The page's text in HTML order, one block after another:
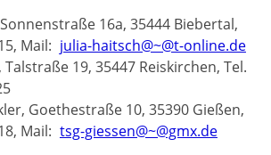
16a, 35444 Biebertal,
Mail: julia-haitsch@~@t-online.de
Talstraße 19, 35447 Reiskirchen, Tel.
Goethestraße 10, 35390 Gießen,
Mail: tsg-giessen@~@gmx.de